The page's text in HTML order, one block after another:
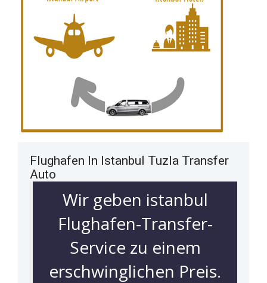
Flughafen In Istanbul Tuzla Transfer
Auto
Wir geben istanbul
Flughafen-Transfer-
Service zu einem
erschwinglichen Preis.